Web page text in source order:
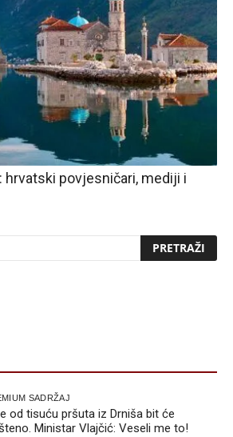
hrvatski povjesničari, mediji i
SADRŽAJ
od tisuću pršuta iz Drniša bit će
Ministar Vlajčić: Veseli me to!